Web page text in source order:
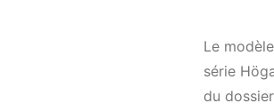
Le
série
du